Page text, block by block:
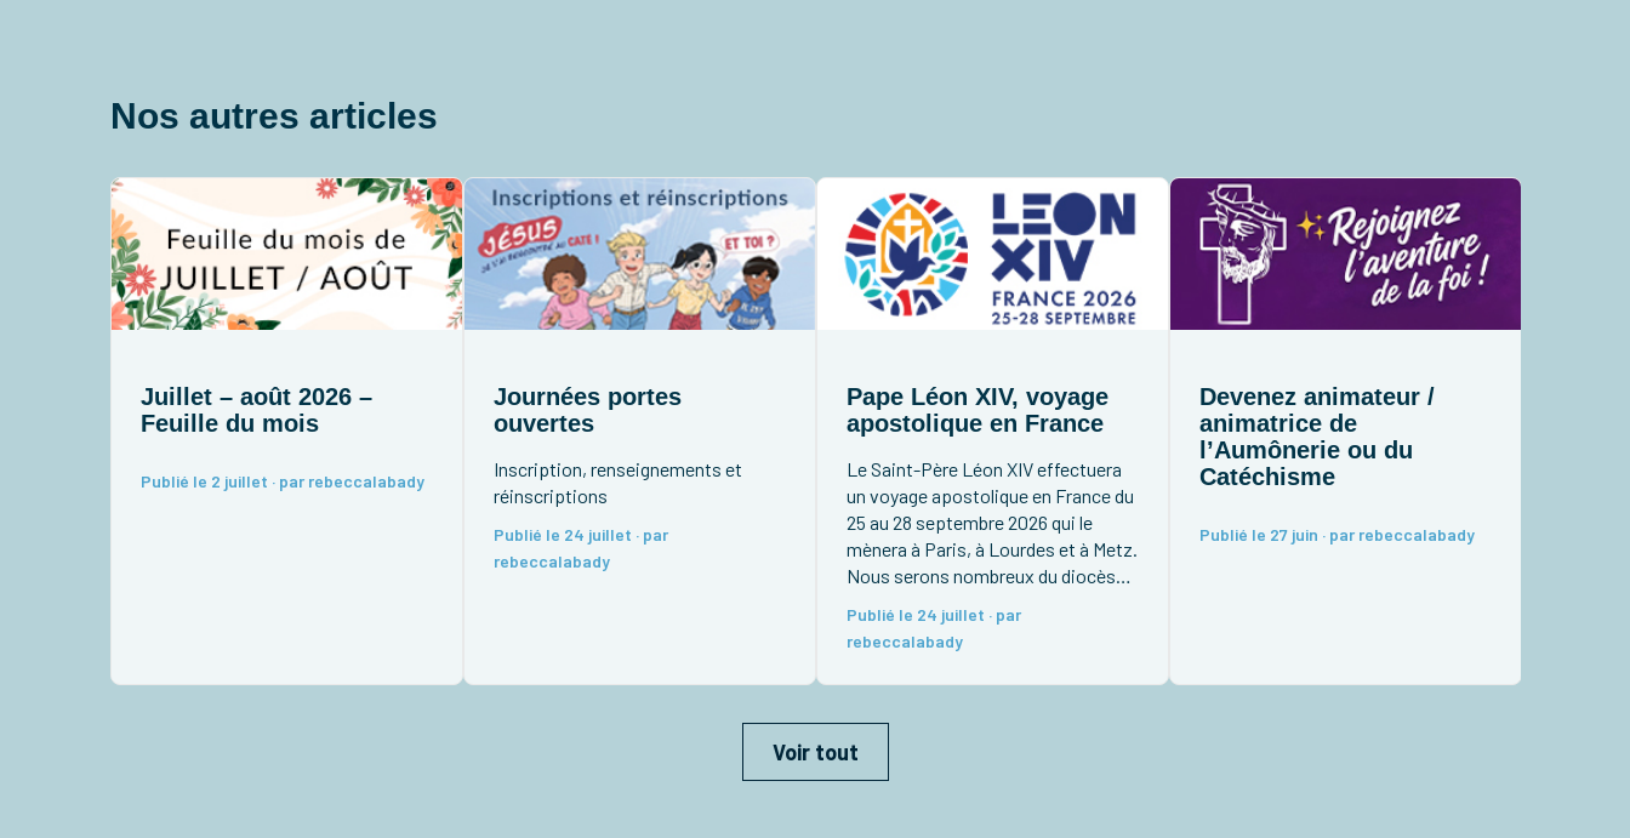
Nos autres articles
Juillet – août 2026 –
Feuille du mois
Publié le 2 juillet · par rebeccalabady
Journées portes
ouvertes
Inscription, renseignements et
réinscriptions
Publié le 24 juillet · par
rebeccalabady
Pape Léon XIV, voyage
apostolique en France
Le Saint-Père Léon XIV effectuera
un voyage apostolique en France du
25 au 28 septembre 2026 qui le
mènera à Paris, à Lourdes et à Metz.
Nous serons nombreux du diocèse
occasion pour aller à sa rencontre,
en particulier lors son passage à
Paris. Vous pouvez d’ores et déjà
Publié le 24 juillet · par
rebeccalabady
Devenez animateur /
animatrice de
l’Aumônerie ou du
Catéchisme
Publié le 27 juin · par rebeccalabady
Voir tout